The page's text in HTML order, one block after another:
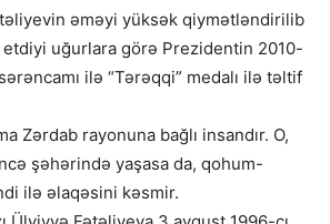
əməyi yüksək qiymətləndirilib
uğurlara görə Prezidentin 2010-
ilə “Tərəqqi” medalı ilə təltif
Zərdab rayonuna bağlı insandır. O,
şəhərində yaşasa da, qohum-
ilə əlaqəsini kəsmir.